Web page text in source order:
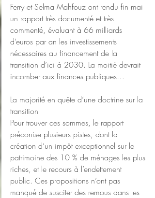
Ferry et Selma Mahfouz ont rendu fin mai
un rapport très documenté et très
commenté, évaluant à 66 milliards
d’euros par an les investissements
nécessaires au financement de la
transition d’ici à 2030. La moitié devrait
incomber aux finances publiques…
La majorité en quête d’une doctrine sur la
transition
Pour trouver ces sommes, le rapport
préconise plusieurs pistes, dont la
création d’un impôt exceptionnel sur le
patrimoine des 10 % de ménages les plus
riches, et le recours à l’endettement
public. Ces propositions n’ont pas
manqué de susciter des remous dans les